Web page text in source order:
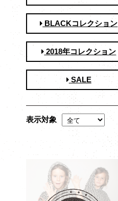
BLACKコレクション
2018年コレクション
SALE
表示対象